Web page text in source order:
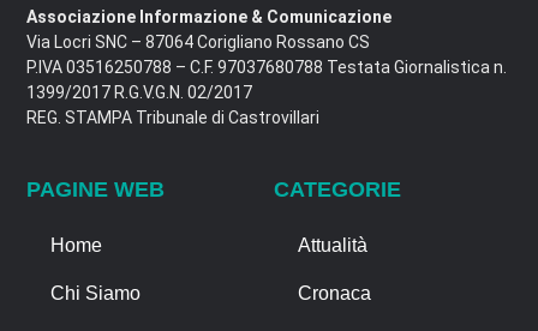
Associazione Informazione & Comunicazione
Via Locri SNC – 87064 Corigliano Rossano CS
P.IVA 03516250788 – C.F. 97037680788 Testata Giornalistica n.
1399/2017 R.G.V.G.N. 02/2017
REG. STAMPA Tribunale di Castrovillari
PAGINE WEB
Home
Chi Siamo
CATEGORIE
Attualità
Cronaca